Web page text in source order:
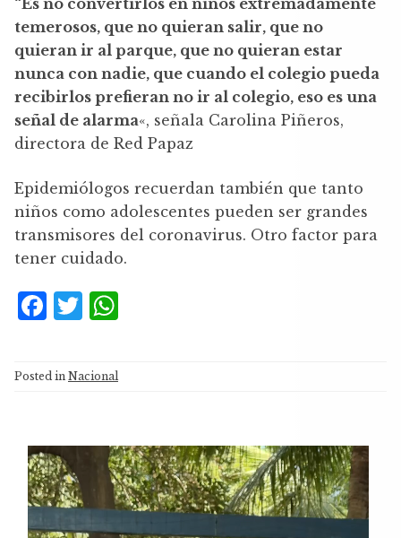
temerosos, que no quieran salir, que no
quieran ir al parque, que no quieran estar
nunca con nadie, que cuando el colegio pueda
recibirlos prefieran no ir al colegio, eso es una
señal de alarma«, señala Carolina Piñeros,
directora de Red Papaz
Epidemiólogos recuerdan también que tanto
niños como adolescentes pueden ser grandes
transmisores del coronavirus. Otro factor para
tener cuidado.
F
c
e
o
o
k
T
it
te
p
p
Posted in Nacional
Reproductor
de
vídeo